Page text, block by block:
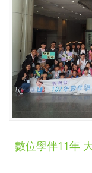
數位學伴11年